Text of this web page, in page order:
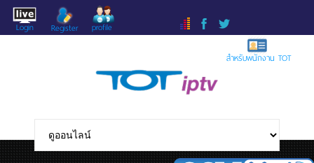
Login Register profile
สำหรับพนักงาน TOT